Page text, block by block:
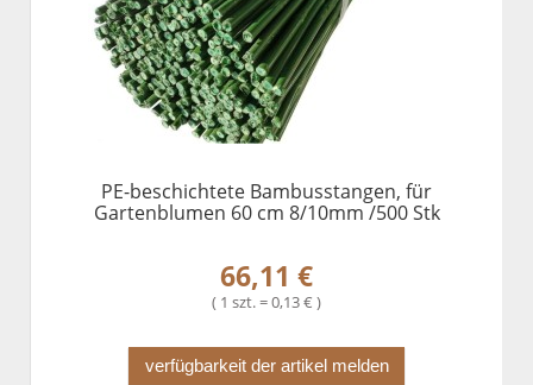
PE-beschichtete Bambusstangen, für
Gartenblumen 60 cm 8/10mm /500 Stk
66,11 €
( 1 szt. = 0,13 € )
verfügbarkeit der artikel melden